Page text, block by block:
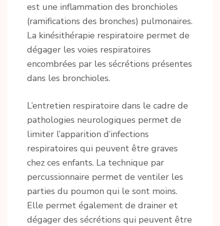
est une inflammation des bronchioles
(ramifications des bronches) pulmonaires.
La kinésithérapie respiratoire permet de
dégager les voies respiratoires
encombrées par les sécrétions présentes
dans les bronchioles.
L’entretien respiratoire dans le cadre de
pathologies neurologiques permet de
limiter l’apparition d’infections
respiratoires qui peuvent être graves
chez ces enfants. La technique par
percussionnaire permet de ventiler les
parties du poumon qui le sont moins.
Elle permet également de drainer et
dégager des sécrétions qui peuvent être